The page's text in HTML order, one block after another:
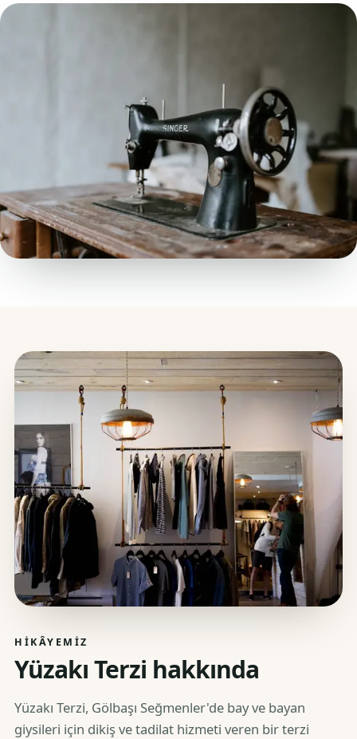
HIKÂYEMIZ
Yüzakı Terzi hakkında
Yüzakı Terzi, Gölbaşı Seğmenler'de bay ve bayan
giysileri için dikiş ve tadilat hizmeti veren bir terzi